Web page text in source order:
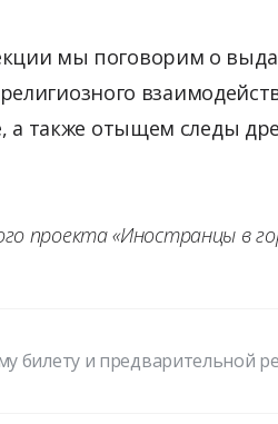
мы поговорим о
также отыщем следы
проекта «Иностранцы в
билету и предварительной